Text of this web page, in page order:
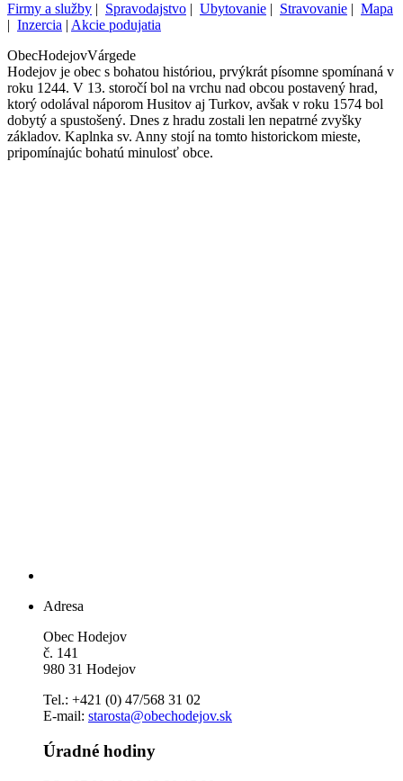
Firmy a služby | Spravodajstvo | Ubytovanie | Stravovanie | Mapa
| Inzercia | Akcie podujatia
ObecHodejovVárgede
Hodejov je obec s bohatou históriou, prvýkrát písomne spomínaná v
roku 1244. V 13. storočí bol na vrchu nad obcou postavený hrad,
ktorý odolával náporom Husitov aj Turkov, avšak v roku 1574 bol
dobytý a spustošený. Dnes z hradu zostali len nepatrné zvyšky
základov. Kaplnka sv. Anny stojí na tomto historickom mieste,
pripomínajúc bohatú minulosť obce.
Adresa
Obec Hodejov
č. 141
980 31 Hodejov
Tel.: +421 (0) 47/568 31 02
E-mail: starosta@obechodejov.sk
Úradné hodiny